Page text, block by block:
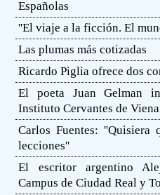
Españolas
''El viaje a la ficción. El
Las plumas más cotizadas
Ricardo Piglia ofrece dos
El poeta Juan Gelman
Instituto Cervantes de
Carlos Fuentes: ''Quisiera
lecciones''
El escritor argentino
Campus de Ciudad Real y